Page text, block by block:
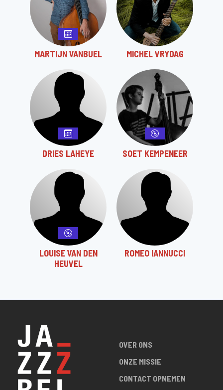
MARTIJN VANBUEL MICHEL VRYDAG
DRIES LAHEYE SOET KEMPENEER
LOUISE VAN DEN
HEUVEL
ROMEO IANNUCCI
OVER ONS
ONZE MISSIE
CONTACT OPNEMEN